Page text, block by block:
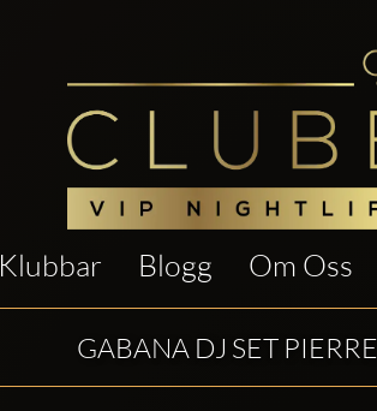
Klubbar Blogg Om Oss
GABANA DJ SET